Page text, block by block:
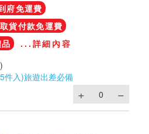
府免運費
貨付款免運費
...詳細內容
件入)旅遊出差必備